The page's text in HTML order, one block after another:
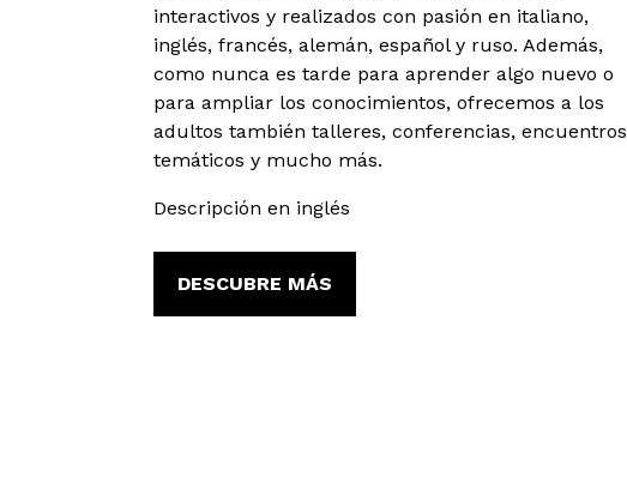
interactivos y realizados con pasión en italiano,
inglés, francés, alemán, español y ruso. Además,
como nunca es tarde para aprender algo nuevo o
para ampliar los conocimientos, ofrecemos a los
adultos también talleres, conferencias, encuentros
temáticos y mucho más.
Descripción en inglés
DESCUBRE MÁS